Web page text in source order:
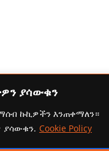
ያሳውቁን
ኩኪዎችን እንጠቀማለን።
Cookie Policy